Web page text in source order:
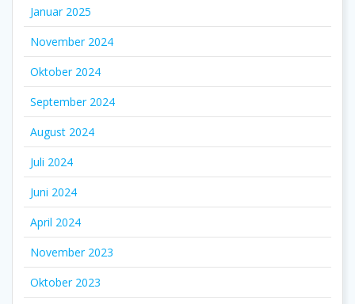
Januar 2025
November 2024
Oktober 2024
September 2024
August 2024
Juli 2024
Juni 2024
April 2024
November 2023
Oktober 2023